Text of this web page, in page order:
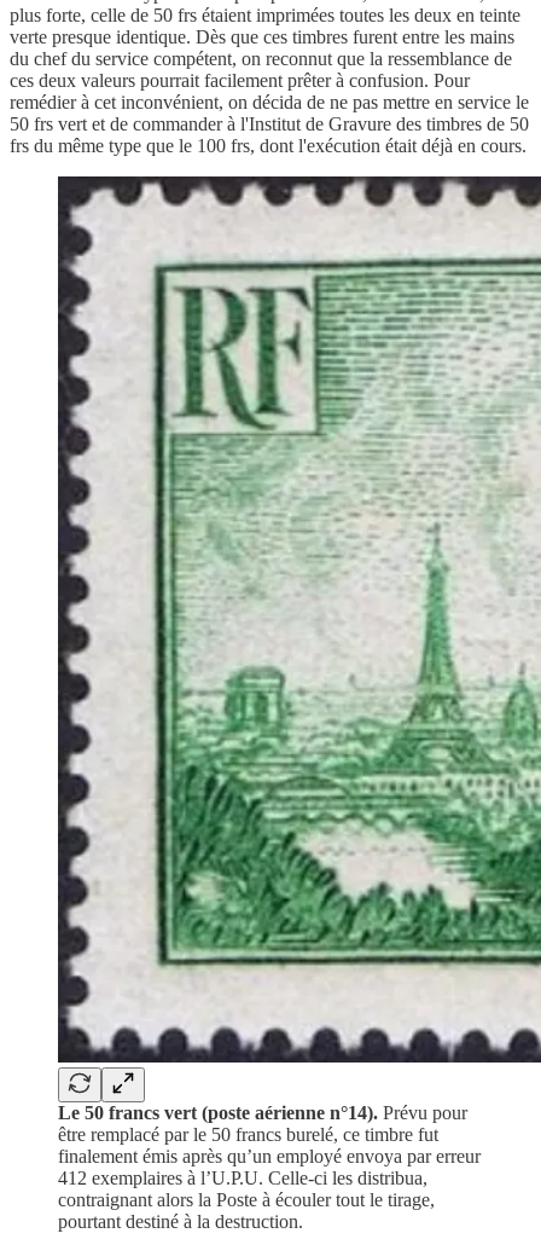
plus forte, celle de 50 frs étaient imprimées toutes les deux en teinte
verte presque identique. Dès que ces timbres furent entre les mains
du chef du service compétent, on reconnut que la ressemblance de
ces deux valeurs pourrait facilement prêter à confusion. Pour
remédier à cet inconvénient, on décida de ne pas mettre en service le
50 frs vert et de commander à l'Institut de Gravure des timbres de 50
frs du même type que le 100 frs, dont l'exécution était déjà en cours.
Le 50 francs vert (poste aérienne n°14). Prévu pour
être remplacé par le 50 francs burelé, ce timbre fut
finalement émis après qu’un employé envoya par erreur
412 exemplaires à l’U.P.U. Celle-ci les distribua,
contraignant alors la Poste à écouler tout le tirage,
pourtant destiné à la destruction.